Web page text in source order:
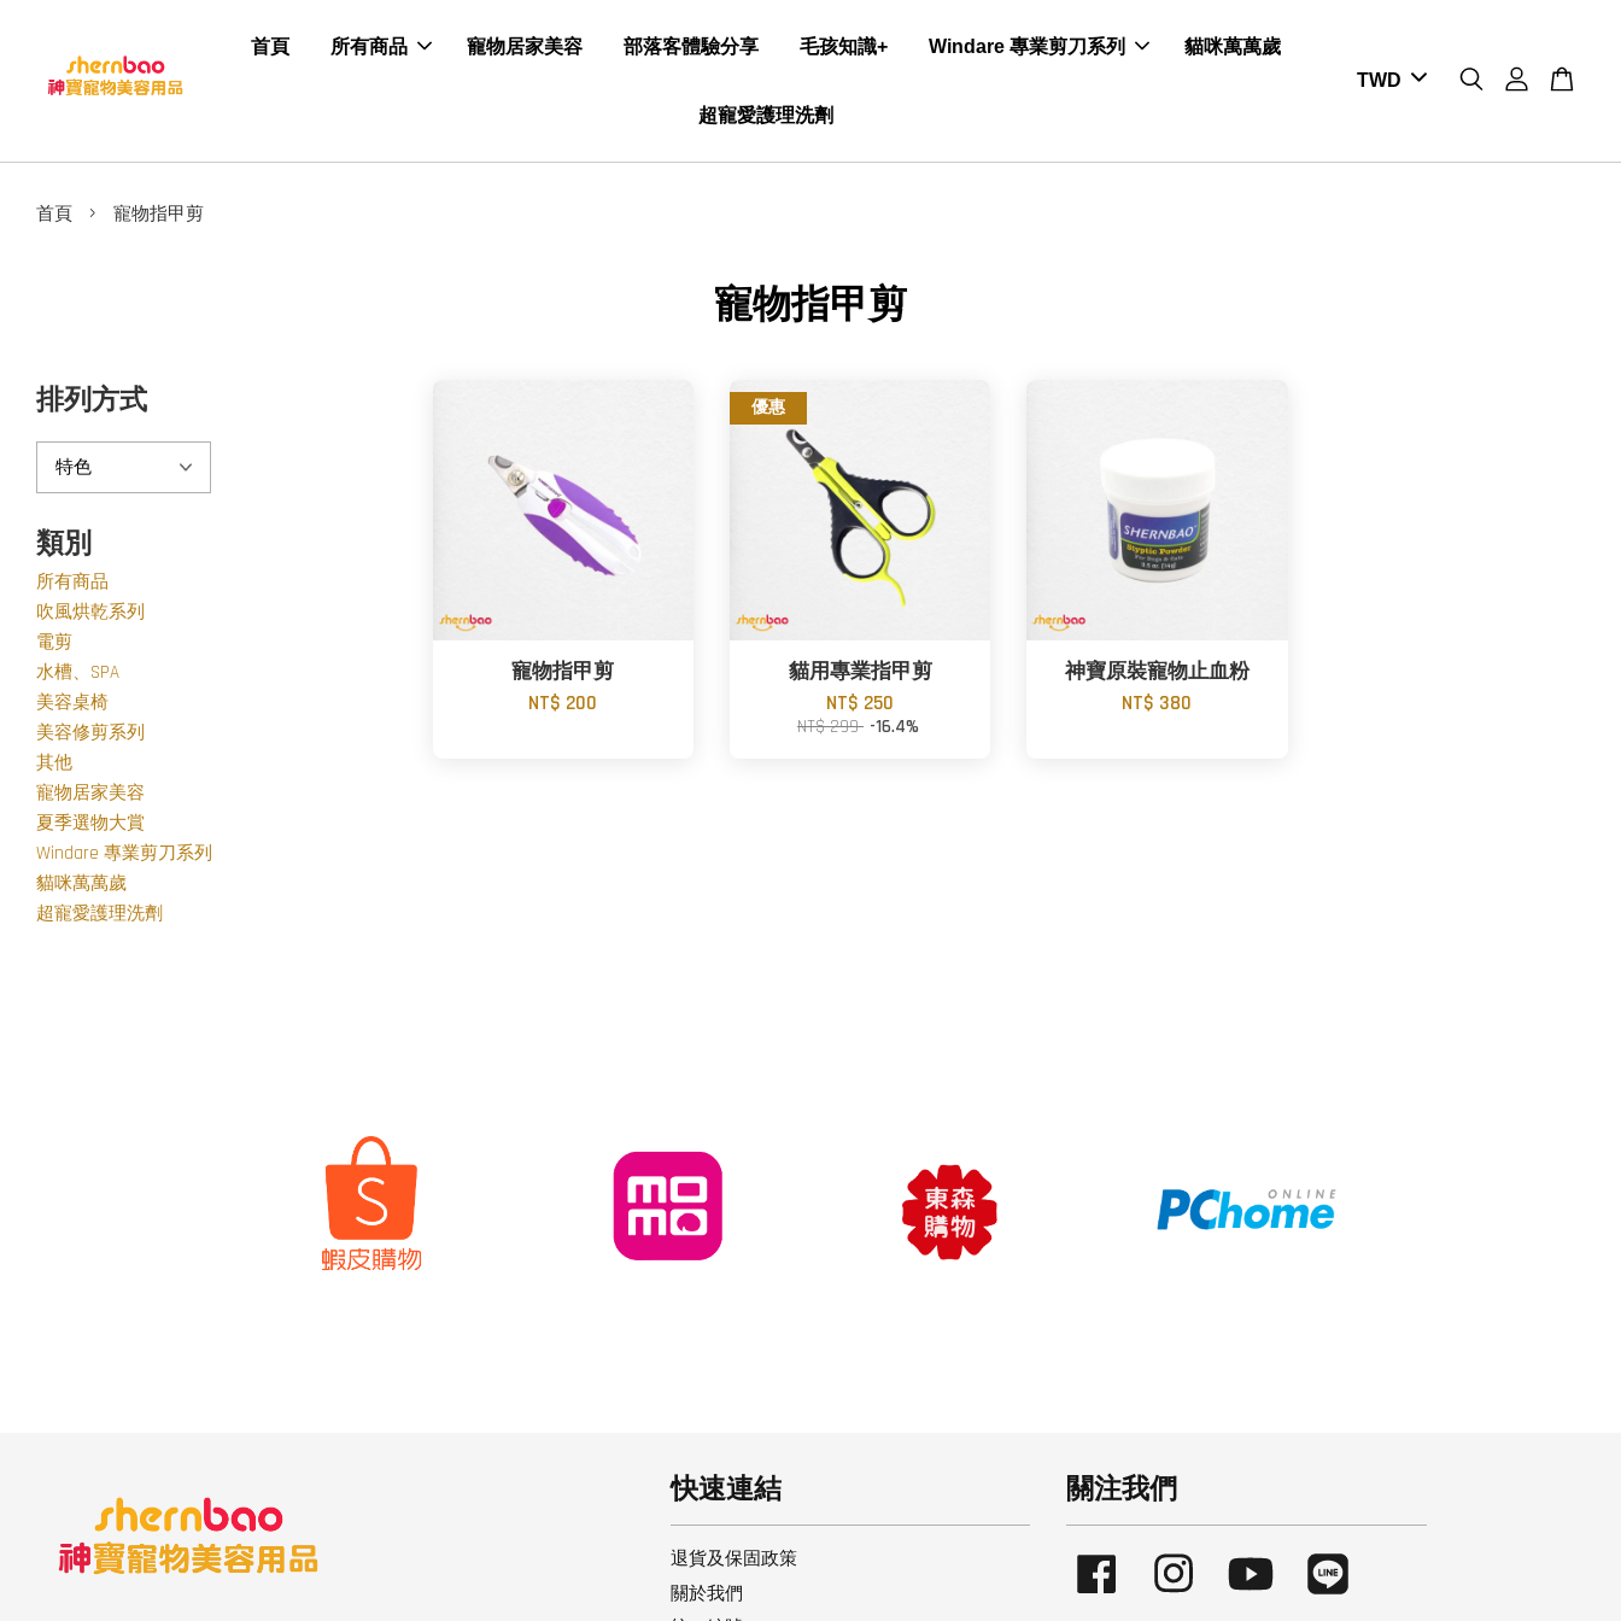
首頁 所有商品 寵物居家美容 部落客體驗分享 毛孩知識+ Windare 專業剪刀系列 貓咪萬萬歲
超寵愛護理洗劑
首頁 › 寵物指甲剪
寵物指甲剪
排列方式
類別
所有商品
吹風烘乾系列
電剪
水槽、SPA
美容桌椅
美容修剪系列
其他
寵物居家美容
夏季選物大賞
Windare 專業剪刀系列
貓咪萬萬歲
超寵愛護理洗劑
寵物指甲剪
NT$ 200
優惠
貓用專業指甲剪
NT$ 250
NT$ 299 -16.4%
神寶原裝寵物止血粉
NT$ 380
快速連結
退貨及保固政策
關於我們
關注我們
Facebook Instagram YouTube